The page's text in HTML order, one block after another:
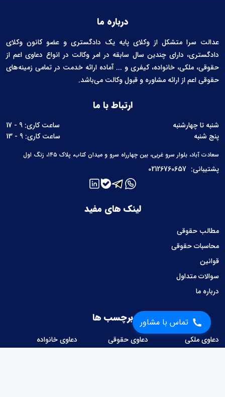
تماس با مشاور
درباره ما
عدالت سرا متشکل از وکلای پایه یک دادگستری و عضو کانون وکلای
دادگستری، دارای چندین سال سابقه در امر وکالت در انواع دعاوی اعم از
حقوقی، ملکی، خانواده، کیفری و ... آماده ارائه خدمت در تمامی زمینه‌های
حقوقی اعم از ارائه مشاوره و قبول وکالت می‌باشد.
لینک های مفید
مطالب حقوقی
محاسبات حقوقی
قوانین
سوالات متداول
درباره ما
برچسب ها
دعاوی ملکی دعاوی حقوقی
دعاوی خانواده
ارتباط با ما
شنبه تا چهارشنبه
ساعت کاری: 9 - 17
پنج شنبه
ساعت کاری: 9 - 13
سعادت آباد، بلوار سرو غربی، بین چهارراه سرو و میدان کتاب، پلاک ۱۴۵، زنگ اول
پشتیبانی: 02126760657